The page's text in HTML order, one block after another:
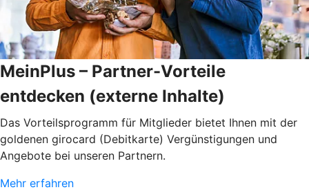
MeinPlus – Partner-Vorteile
entdecken (externe Inhalte)
Das Vorteilsprogramm für Mitglieder bietet Ihnen mit der
goldenen girocard (Debitkarte) Vergünstigungen und
Angebote bei unseren Partnern.
Mehr erfahren